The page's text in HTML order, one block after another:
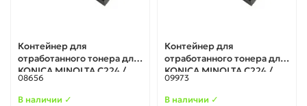
Контейнер для
отработанного тонера для
KONICA MINOLTA C224 /
C284 / C364 (A4NNWY1)
original
08656
В наличии ✓
Контейнер для
отработанного тонера для
KONICA MINOLTA C224 /
C284 / C364 (A4NNWY1)
09973
В наличии ✓